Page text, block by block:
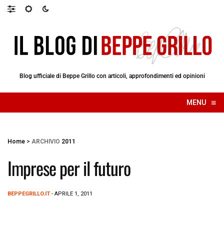
Blog ufficiale di Beppe Grillo con articoli, approfondimenti ed opinioni
MENU ≡
☰
Home > ARCHIVIO 2011
Imprese per il futuro
BEPPEGRILLO.IT - APRILE 1, 2011